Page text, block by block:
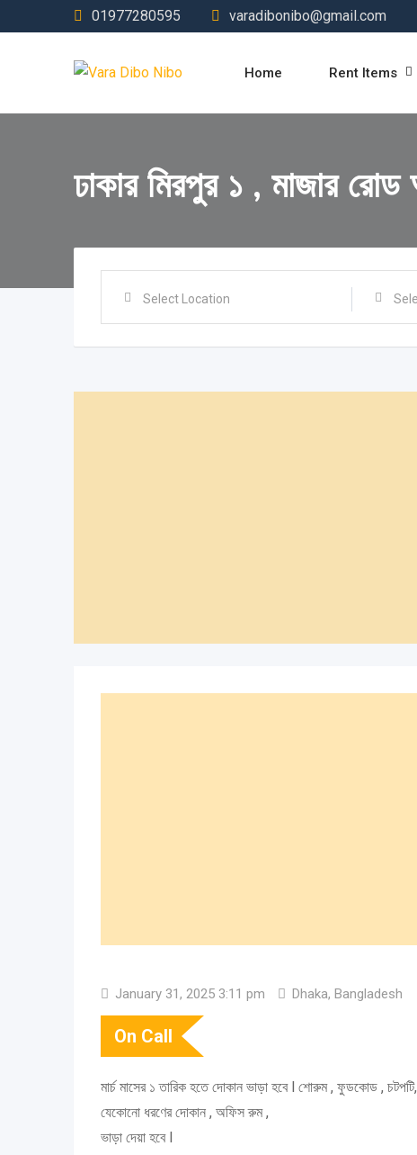
to
01977280595 varadibonibo@gmail.com
Home Rent Items
ঢাকার মিরপুর ১ , মাজার
Select Location
January 31, 2025 3:11 pm Dhaka, Bangladesh
On Call
মার্চ মাসের ১ তারিক হতে দোকান ভাড়া হবে l শোরুম , ফুডকোড ,
যেকোনো ধরণের দোকান , অফিস রুম ,
ভাড়া দেয়া হবে l